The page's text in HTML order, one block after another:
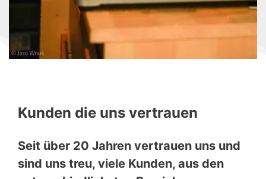
Kunden die uns vertrauen
Seit über 20 Jahren vertrauen uns und
sind uns treu, viele Kunden, aus den